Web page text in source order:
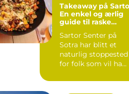
Takeaway på
En enkel og ærlig
guide til raske
Sartor Senter på
Sotra har blitt et
naturlig stoppested
for folk som vil ha